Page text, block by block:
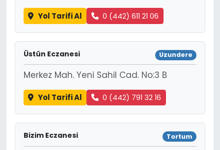
Yol Tarifi Al 0 (442) 611 21 06
Üstün Eczanesi Uzundere
Merkez Mah. Yeni Sahil Cad. No:3 B
Yol Tarifi Al 0 (442) 791 32 16
Bizim Eczanesi Tortum